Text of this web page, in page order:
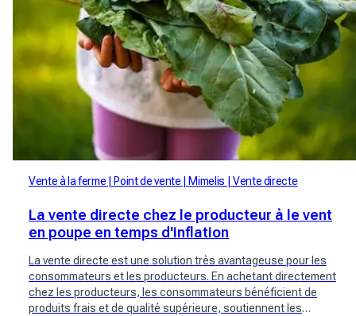
Vente à la ferme Point de vente Mimelis Vente directe
La vente directe chez le producteur à le vent
en poupe en temps d'inflation
La vente directe est une solution très avantageuse pour les
consommateurs et les producteurs. En achetant directement
chez les producteurs, les consommateurs bénéficient de
produits frais et de qualité supérieure, soutiennent les